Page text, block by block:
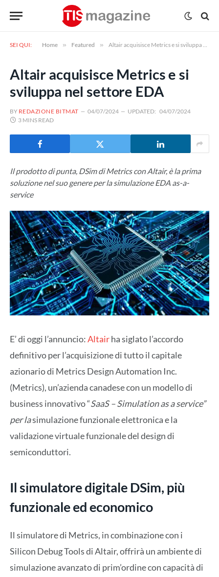
SEI QUI: Home » Featured » Altair acquisisce Metrics e si sviluppa nel settore EDA
Altair acquisisce Metrics e si
sviluppa nel settore EDA
BY REDAZIONE BITMAT 04/07/2024 UPDATED: 04/07/2024
3 MINS READ
Il prodotto di punta, DSim di Metrics con Altair, è la prima
soluzione nel suo genere per la simulazione EDA as-a-
service
E’ di oggi l’annuncio:Altairha siglato l’accordo
definitivo per l’acquisizione di tutto il capitale
azionario di Metrics Design Automation Inc.
(Metrics), un’azienda canadese con un modello di
business innovativo “SaaS – Simulation as a service”
per lasimulazione funzionale elettronica e la
validazione virtuale funzionale del design di
semiconduttori.
Il simulatore digitale DSim, più
funzionale ed economico
Il simulatore di Metrics, in combinazione con i
Silicon Debug Tools di Altair, offrirà un ambiente di
simulazione avanzato di prim’ordine con capacità di